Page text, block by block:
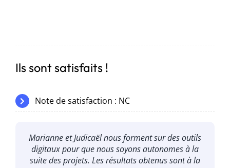
Ils sont satisfaits !
Note de satisfaction : NC
J’ai été formée sur l’élaboration d’une stratégie
digitale. BlueMarketing est une équipe,
dynamique, professionnelle et toujours au
Marianne et Judicaël nous forment sur des outils
digitaux pour que nous soyons autonomes à la
suite des projets. Les résultats obtenus sont à la